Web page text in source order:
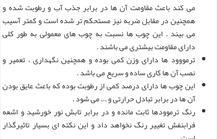
می کند باعث مقاومت آن ها در برابر جذب آب و رطوبت شده و
همچنین در مقابل ضربه نیز مستحکم تر شده است و کمتر آسیب
می بیند . این چوب ها نسبت به چوب های معمولی به طور کلی
دارای مقاومت بیشتری می باشند .
ترمووود ها دارای وزن کمی بوده و همچنین نگهداری ، تعمیر و
نصب آن ها کاری ساده و سریع می باشد .
این چوب ها دارای درصد کمی از رطوبت بوده که باعث عایق بودن
آن ها در برابر تبادل حرارتی و ... می شود .
رنگ ترموودها ثابت مانده و در برابر تابش نور خورشید و اشعه
فرابنفش تغییر رنگ نخواهد داد و این نکته ای بسیار تاثیرگذار